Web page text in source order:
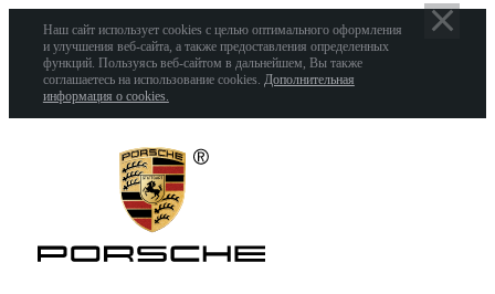
Наш сайт использует cookies с целью оптимального оформления
и улучшения веб-сайта, а также предоставления определенных
функций. Пользуясь веб-сайтом в дальнейшем, Вы также
соглашаетесь на использование cookies. Дополнительная
информация о cookies.